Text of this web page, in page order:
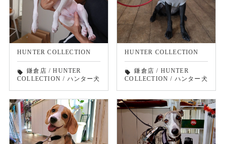
HUNTER COLLECTION
local_offer 鎌倉店 /HUNTER
COLLECTION / ハンター犬
HUNTER COLLECTION
local_offer 鎌倉店 / HUNTER
COLLECTION / ハンター犬